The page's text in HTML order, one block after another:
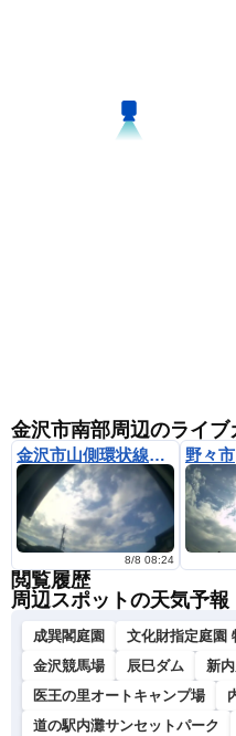
金沢市南部周辺のライブ
金沢市山側環状線付近
8/8 08:24
野々市
閲覧履歴
周辺スポットの天気予報
成巽閣庭園 文化財指定庭園
金沢競馬場
辰巳ダム
新
医王の里オートキャンプ場
道の駅内灘サンセットパーク